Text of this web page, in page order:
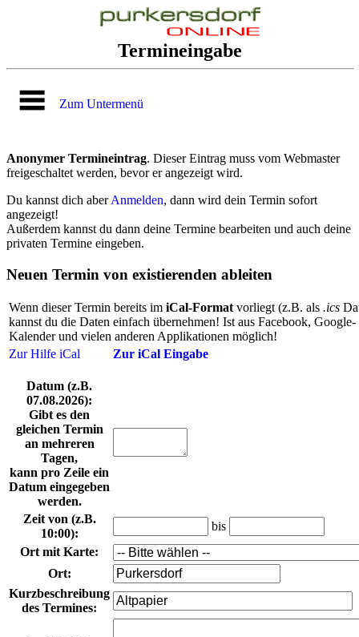
Termineingabe
Zum Untermenü
Anonymer Termineintrag. Dieser Eintrag muss vom Webmaster
freigeschaltet werden, bevor er angezeigt wird.
Du kannst dich aberAnmelden, dann wird dein Termin sofort
angezeigt!
Außerdem kannst du dann deine Termine bearbeiten und auch deine
privaten Termine eingeben.
Neuen Termin von existierenden ableiten
Wenn dieser Termin bereits im iCal-Formatvorliegt (z.B. als .ics
kannst du die Daten einfach übernehmen! Ist aus Facebook, Google-
Kalender und vielen anderen Applikationen möglich!
Zur Hilfe iCal
Zur iCal Eingabe
Datum (z.B.
07.08.2026):
Gibt es den
gleichen Termin
an mehreren
Tagen,
kann pro Zeile ein
Datum eingegeben
werden.
Zeit von(z.B.
10:00):
bis
Ort mit Karte:
Ort:
Kurzbeschreibung
des Termines: